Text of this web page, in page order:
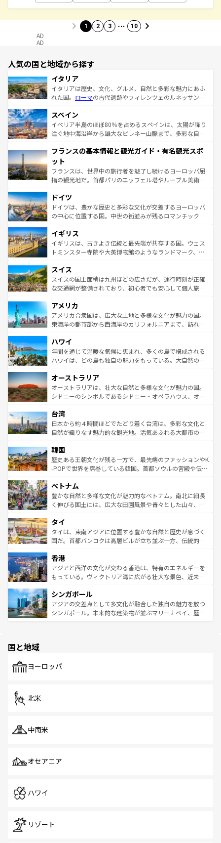
1 2 3 … 10
AD
AD
人気の国と地域から探す
イタリア
イタリアは歴史、文化、グルメ、自然と多彩な魅力にあふ
れた国。 ローマの古代遺跡やフィレンツェのルネッサンス
ろん、トスカーナの美しい田園風景やアマルフィ海岸の絶
景など、自然景観も見逃せない。観光の合間には、本場の
ピザやパスタなど、絶品のイタリア料理を堪能することも
ませてくれるイタリアで、忘れられない旅をしてみよう！
なお、新着のイタリア情報は
しい。
スペイン
イベリア半島のほぼ80％を占めるスペインは、太陽が降り
注ぐ地中海沿岸から雄大なピレネー山脈まで、多彩な自然
文化が根付くこの国では、情熱的なフラメンコ、熱気あふ
れる闘牛、そして美味しいタパスが生活の一部となってい
る。首都マドリードの洗練された雰囲気や、バルセロナの
アートに溢れた街角から、地方では古代ローマ遺跡や中世
せる。地方によって風土や気候が異なるスペインはその個
性で訪れる人を魅了する。 なお、新着のスペイン情報は コ
ンテンツ一覧を参照してほしい。
フランスの基本情報と観光ガイド・有名観光スポ
ット
フランスは、世界中の旅行者を魅了し続けるヨーロッパ屈
指の観光地だ。首都パリのエッフェル塔やルーブル美術館
で、幅広い魅力が詰まっている。華麗な宮殿、歴史的な大
聖堂、美しいビーチ、そして豊かな自然が、訪れる者を心
から魅了する。また、フランスは美食の国としても知ら
いる。シャンパンの発祥地であるランス、プロヴァンスの
香り高いラベンダー畑など、多彩な楽しみ方が可能だ。さ
らに、パリ以外の地域にも魅力が溢れており、どの街角に
れる地方に足を運ぶとそれぞれで全く異なる文化を体験で
きるだろう。 なお、新着のフランス情報はコンテンツ一覧
を参照してほしい。
ドイツ
ドイツは、豊かな歴史と多彩な文化が交差するヨーロッパ
の中心に位置する国。中世の街並みが残るロマンチック街
顔を持つこの国は、どこを歩いても飽きることがない。ベ
ルリンの文化的活気、バイエルン州のアルプスの絶景、そ
してライン川沿いのワイン畑といった風景は必見。ビール
は、お酒好きな人にはぜひ体験してほしい。 なお、新着の
ドイツ情報はコンテンツ一覧を参照してほしい。
イギリス
イギリスは、古きよき伝統と最先端が共存する国。ウェス
トミンスター寺院や大英博物館のようなランドマーク、歴
リアごとに異なる魅力がある。また、優雅なアフタヌーン
ティー、ビール好きにはたまらない英国パブ、サッカー観
戦など、本場だからこそできる体験も豊富。イギリスを旅
ンツ一覧を参照してほしい。
スイス
スイスの国土面積は九州ほどの広さだが、運行時刻が正確
な交通網が整備されており、初心者でも安心して個人旅行
の建物がそのまま残る町や、スイスならではのユニークな
博物館もあり、アルプス観光だけでなく町歩きも満喫する
ことができる。国民の所得が高いため物価も高いが、旅行
ば市内交通費無料で観光を楽しむこともできる。 なお、新
着のスイス情報はコンテンツ一覧 を参照してほしい。
アメリカ
アメリカ合衆国は、広大な土地と多様な文化が魅力の国。
東海岸の都市部から西海岸のカリフォルニアまで、訪れる
のような巨大都市は、観光、ショッピング、エンターテイ
ンメントが詰まった刺激的なスポットだ。一方、アメリカ
西部には大自然が広がり、グランドキャニオンやイエロー
部のニューオーリンズでは、音楽と美食が融合した独特の
文化が魅力。旅行者はアメリカの各地域で異なる魅力を楽
しみながら、その多様性と豊かな歴史を感じることができ
ならではの贅沢な旅のスタイルだ。 なお、新着のアメリカ
情報はコンテンツ一覧を参照してほしい。
ハワイ
年間を通じて温暖な気候に恵まれ、多くの島で構成される
ハワイは、どの島も独自の魅力をもっている。大自然の神
ワイ島は見逃せない。また、定番の観光地といえばオアフ
島だが、静かな自然を求めるならマウイ島やカウアイ島が
おすすめ。エメラルドグリーンに輝く海をはじめ、豊かな
れるおもてなしの心で訪れる人々を迎えてくれるハワイの
人々、おいしいローカルフードやハワイアンミュージッ
ク、伝統的なフラダンスなど、すべてがハワイの魅力を彩
ワイを、存分に味わってほしい。 なお、新着のハワイ情報
はコンテンツ一覧を参照してほしい。
オーストラリア
オーストラリアは、壮大な自然と多様な文化が魅力の国。
シドニーのシンボルであるシドニー・オペラハウス、オー
リアリーフや大陸中央部にそびえるウルル（エアーズロッ
ク）、タスマニアの美しい原生林やケアンズの熱帯雨林な
ど、見どころがたくさん。また、カフェやワイン、オージ
いる。アクティビティも充実しており、サーフィンやダイ
ビング、ハイキングなど、アウトドア好きにはたまらな
い。オーストラリアの多彩な魅力を存分に味わいつくそ
参照してほしい。
台湾
日本から約４時間ほどでたどり着く台湾は、多彩な文化と
自然が織りなす魅力的な観光地。活気あふれる大都市の台
ン）、静ひつな山岳地帯である台湾東部など、都市の喧騒
と山間の静けさが共存しており、訪れる人に新しい発見と
驚きをもたらしてくれる。また、奥深い台湾の食文化も魅
容にもいいと評判のスイーツなど、バラエティ豊かな料理
が味わえる。 なお、新着の台湾情報は コンテンツ一覧を参
照してほしい。
韓国
歴史ある王朝文化が残る一方で、最先端のファッションやK
-POPで世界を席巻している韓国。首都ソウルの宮殿や伝統
き、地方に足を延ばせば四季折々の自然美を楽しむことが
できる。そして、キムチや焼肉、絶品のストリートフード
まで、さまざまな韓国料理が待っている。夜には、韓国な
リティに包まれながら、韓国の多彩な魅力を心ゆくまで味
わってみてほしい。 なお、新着の韓国情報はコンテンツ一
覧を参照してほしい。
ベトナム
豊かな自然と多様な文化が魅力的なベトナム。南北に細長
く伸びる国土には、広大な田園風景や青々とした山々、世
急速な発展と共に伝統が息づく。ハノイの古い町並みやホ
ーチミン市のフランス統治時代の建物も、独特の雰囲気を
醸し出している。また、バラエティの豊かさとおいしさで
とつ。フォーやバインミー、ベトナムコーヒーなどは、ぜ
ひ現地で味わいたい。どの地域を訪れてもあたたかい人々
が旅行者を迎えてくれるので、きっと忘れられない旅にな
参照してほしい。
タイ
タイは、東南アジアに位置する豊かな自然と歴史が息づく
国だ。首都バンコクは高層ビルが立ち並ぶ一方、伝統的な
の活気が交差している。北部ではチェンマイなどの山岳地
帯で自然と触れ合い、南部ではプーケットやクラビの美し
いビーチでリゾート気分を楽しむことができる。タイ料理
激する。気候は一年中温暖で、どの季節にも異なる楽しみ
が待っている。親しみやすいタイの人々、仏教を中心とし
た文化、そして多様な観光資源が、訪れる旅人を魅了し続
香港
アジアと西洋の文化が交わる香港は、特有のエネルギーを
もっている。ヴィクトリア湾に広がる壮大な景色、近未来
み、どこを訪れても感動するはず。観光スポットが密集し
ており、効率よく見どころを回れるのも魅力。息をのむよ
うな絶景から文化的な体験まで、香港を存分に楽しみ尽く
シンガポール
アジアの交差点として多文化が融合した独自の魅力を放つ
シンガポール。未来的な建築物が並ぶマリーナベイ、歴史
で、ホーカーズは地元の風情を楽しめる外せないスポット
国と地域
ヨーロッパ
北米
中南米
オセアニア
ハワイ
リゾート